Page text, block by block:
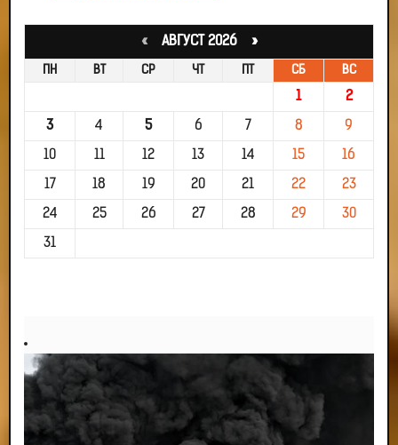
«АВГУСТ 2026 »
ПН ВТ СР ЧТ ПТ СБ ВС
1 2
3 4 5 6 7 8 9
10 11 12 13 14 15 16
17 18 19 20 21 22 23
24 25 26 27 28 29 30
31